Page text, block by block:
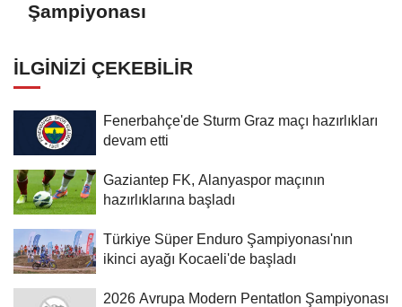
Şampiyonası
İLGINIZI ÇEKEBILIR
Fenerbahçe'de Sturm Graz maçı hazırlıkları
devam etti
Gaziantep FK, Alanyaspor maçının
hazırlıklarına başladı
Türkiye Süper Enduro Şampiyonası'nın
ikinci ayağı Kocaeli'de başladı
2026 Avrupa Modern Pentatlon Şampiyonası